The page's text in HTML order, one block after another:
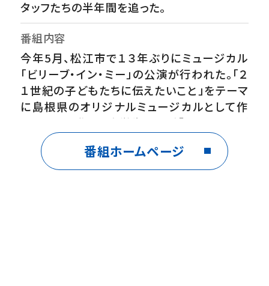
タッフたちの半年間を追った。
番組内容
今年5月、松江市で１３年ぶりにミュージカル
「ビリーブ・イン・ミー」の公演が行われた。「２
１世紀の子どもたちに伝えたいこと」をテーマ
に島根県のオリジナルミュージカルとして作
られたこの作品。中学生たちが「いじめ」など
の問題に向き合い、友情を育みながら成長す
る姿が描かれている。また、小泉八雲の「怪談」
の劇中劇も特徴のひとつ。公演復活に向け、作
番組ホームページ